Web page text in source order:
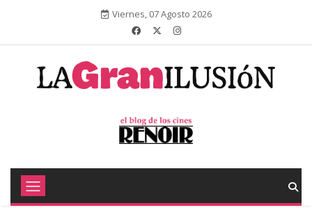
Viernes, 07 Agosto 2026